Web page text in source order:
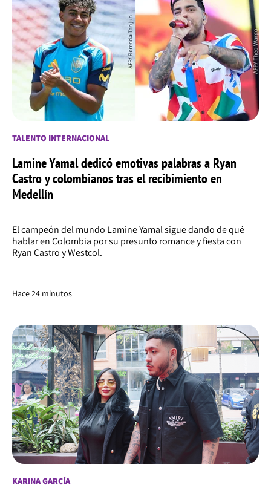
TALENTO INTERNACIONAL
Lamine Yamal dedicó emotivas palabras a Ryan
Castro y colombianos tras el recibimiento en
Medellín
El campeón del mundo Lamine Yamal sigue dando de qué
hablar en Colombia por su presunto romance y fiesta con
Ryan Castro y Westcol.
Hace 24 minutos
KARINA GARCÍA